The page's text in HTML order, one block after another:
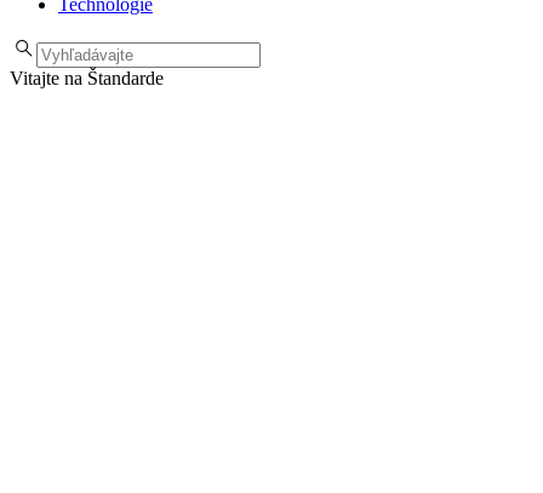
Technológie
Vitajte na Štandarde